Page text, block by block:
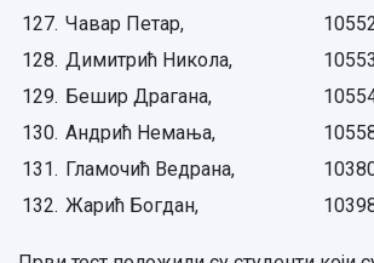
127. Чавар Петар,
128. Димитрић Никола, 10553
129. Бешир Драгана,
130. Андрић Немања,
131. Гламочић Ведрана,
132. Жарић Богдан,